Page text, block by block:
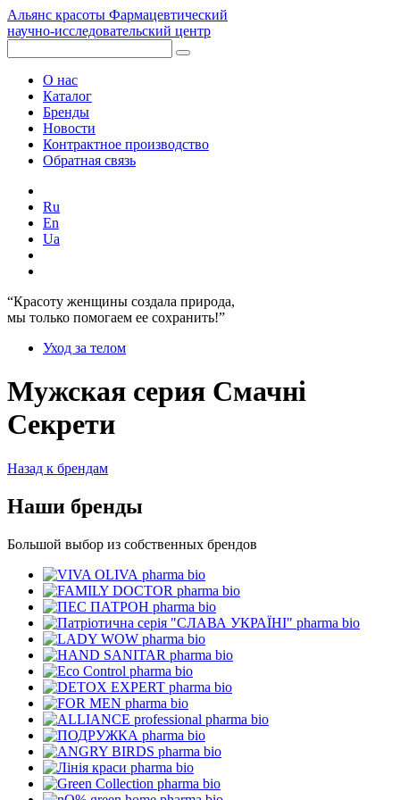
Альянс красоты Фармацевтический
научно-исследовательский центр
О нас
Каталог
Бренды
Новости
Контрактное производство
Обратная связь
Ru
En
Ua
“Красоту женщины создала природа,
мы только помогаем ее сохранить!”
Уход за телом
Мужская серия Смачні
Секрети
Назад к брендам
Наши бренды
Большой выбор из собственных брендов
pharma bio
pharma bio
pharma bio
pharma bio
pharma bio
pharma bio
pharma bio
pharma bio
pharma bio
pharma bio
pharma bio
pharma bio
pharma bio
pharma bio